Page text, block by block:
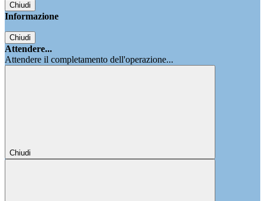
Chiudi
Informazione
Chiudi
Attendere...
Attendere il completamento dell'operazione...
Chiudi